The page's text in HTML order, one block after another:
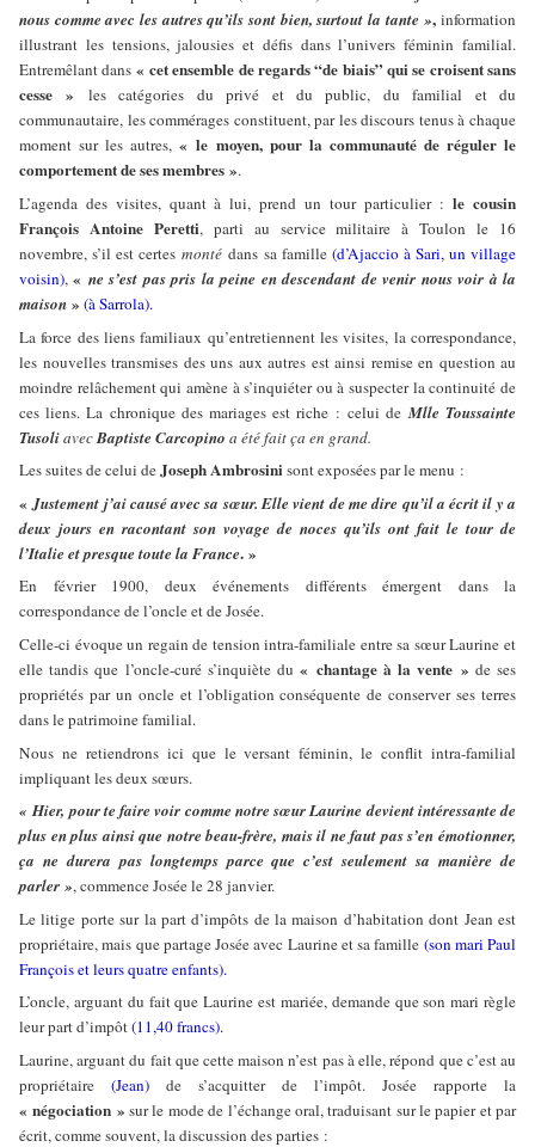
nous comme avec les autres qu’ils sont bien, surtout la tante », information
illustrant les tensions, jalousies et défis dans l’univers féminin familial.
Entremêlant dans « cet ensemble de regards “de biais” qui se croisent sans
cesse »
les catégories du privé et du public, du familial et du
communautaire, les commérages constituent, par les discours tenus à chaque
moment sur les autres, « le moyen, pour la communauté de réguler le
comportement de ses membres ».
L’agenda des visites, quant à lui, prend un tour particulier : le cousin
François Antoine Peretti, parti au service militaire à Toulon le 16
novembre, s’il est certes monté dans sa famille (d’Ajaccio à Sari, un village
voisin),« ne s’est pas pris la peine en descendant de venir nous voir à la
maison » (à Sarrola).
La force des liens familiaux qu’entretiennent les visites, la correspondance,
les nouvelles transmises des uns aux autres est ainsi remise en question au
moindre relâchement qui amène à s’inquiéter ou à suspecter la continuité de
ces liens. La chronique des mariages est riche : celui de Mlle Toussainte
TusoliavecBaptiste Carcopino a été fait ça en grand.
Les suites de celui deJoseph Ambrosinisont exposées par le menu :
«Justement j’ai causé avec sa sœur. Elle vient de me dire qu’il a écrit il y a
deux jours en racontant son voyage de noces qu’ils ont fait le tour de
l’Italie et presque toute la France. »
En février 1900, deux événements différents émergent dans la
correspondance de l’oncle et de Josée.
Celle-ci évoque un regain de tension intra-familiale entre sa sœur Laurine et
elle tandis que l’oncle-curé s’inquiète du« chantage à la vente » de ses
propriétés par un oncle et l’obligation conséquente de conserver ses terres
dans le patrimoine familial.
Nous ne retiendrons ici que le versant féminin, le conflit intra-familial
impliquant les deux sœurs.
« Hier, pour te faire voir comme notre sœur Laurine devient intéressante de
plus en plus ainsi que notre beau-frère, mais il ne faut pas s’en émotionner,
ça ne durera pas longtemps parce que c’est seulement sa manière de
parler », commence Josée le 28 janvier.
Le litige porte sur la part d’impôts de la maison d’habitation dont Jean est
propriétaire, mais que partage Josée avec Laurine et sa famille (son mari Paul
François et leurs quatre enfants).
L’oncle, arguant du fait que Laurine est mariée, demande que son mari règle
leur part d’impôt(11,40 francs).
Laurine, arguant du fait que cette maison n’est pas à elle, répond que c’est au
propriétaire (Jean) de s’acquitter de l’impôt. Josée rapporte la
« négociation » sur le mode de l’échange oral, traduisant sur le papier et par
écrit, comme souvent, la discussion des parties :